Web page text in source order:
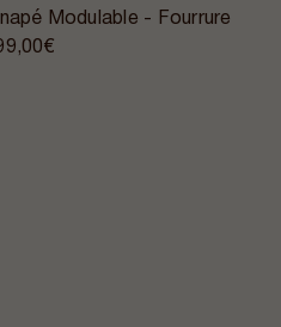
Modulable - Fourrure